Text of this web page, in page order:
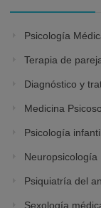
Psicología
Terapia de
Diagnóstico y
Medicina
Psicología
Neuropsicología
Psiquiatría del
Sexología